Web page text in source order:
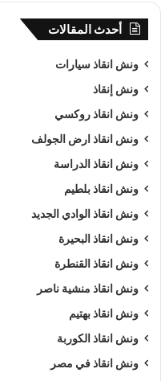
أحدث المقالات
ونش انقاذ سيارات
ونش إنقاذ
ونش انقاذ روكسي
ونش انقاذ ارض الجولف
ونش انقاذ الدراسة
ونش انقاذ بلطيم
ونش انقاذ الوادي الجديد
ونش انقاذ البحيرة
ونش انقاذ القنطرة
ونش انقاذ منشية ناصر
ونش انقاذ بهتيم
ونش انقاذ الكوربة
ونش انقاذ في مصر